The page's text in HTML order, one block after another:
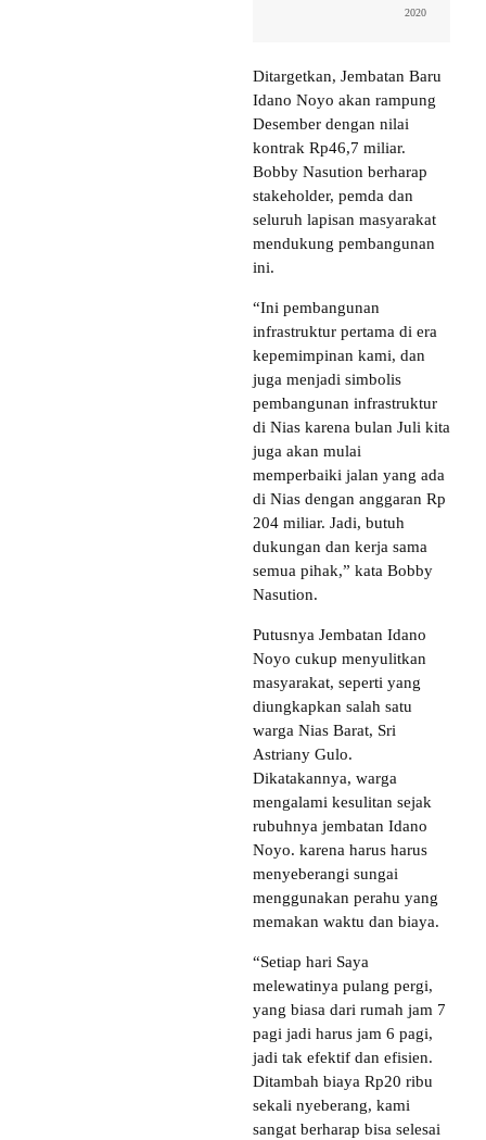
2020
Ditargetkan, Jembatan Baru
Idano Noyo akan rampung
Desember dengan nilai
kontrak Rp46,7 miliar.
Bobby Nasution berharap
stakeholder, pemda dan
seluruh lapisan masyarakat
mendukung pembangunan
ini.
“Ini pembangunan
infrastruktur pertama di era
kepemimpinan kami, dan
juga menjadi simbolis
pembangunan infrastruktur
di Nias karena bulan Juli kita
juga akan mulai
memperbaiki jalan yang ada
di Nias dengan anggaran Rp
204 miliar. Jadi, butuh
dukungan dan kerja sama
semua pihak,” kata Bobby
Nasution.
Putusnya Jembatan Idano
Noyo cukup menyulitkan
masyarakat, seperti yang
diungkapkan salah satu
warga Nias Barat, Sri
Astriany Gulo.
Dikatakannya, warga
mengalami kesulitan sejak
rubuhnya jembatan Idano
Noyo. karena harus harus
menyeberangi sungai
menggunakan perahu yang
memakan waktu dan biaya.
“Setiap hari Saya
melewatinya pulang pergi,
yang biasa dari rumah jam 7
pagi jadi harus jam 6 pagi,
jadi tak efektif dan efisien.
Ditambah biaya Rp20 ribu
sekali nyeberang, kami
sangat berharap bisa selesai